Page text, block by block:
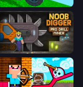
Crazy Motorcycle
Noob Digger: Pro Drill Miner